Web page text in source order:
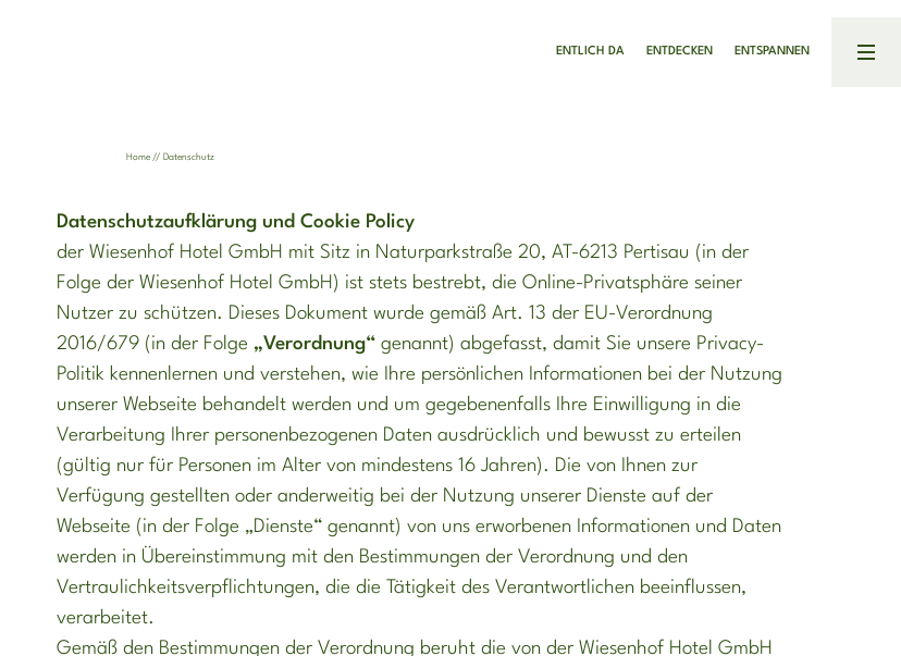
ENTLICH DA ENTDECKEN ENTSPANNEN
für Solo Traveller
für Abenteurer auf 4
für Golfer
für Athleten
für Bergmenschen
für Seeliebhaber
Tagungen und Events
ANFRAGE
Home // Datenschutz
Datenschutzaufklärung und Cookie Policy
der Wiesenhof Hotel GmbH mit Sitz in Naturparkstraße 20, AT-6213 Pertisau (in der
Folge der Wiesenhof Hotel GmbH ) ist stets bestrebt, die Online-Privatsphäre seiner
Nutzer zu schützen. Dieses Dokument wurde gemäß Art. 13 der EU-Verordnung
2016/679 (in der Folge „Verordnung“ genannt) abgefasst, damit Sie unsere Privacy-
Politik kennenlernen und verstehen, wie Ihre persönlichen Informationen bei der Nutzung
unserer Webseite behandelt werden und um gegebenenfalls Ihre Einwilligung in die
Verarbeitung Ihrer personenbezogenen Daten ausdrücklich und bewusst zu erteilen
(gültig nur für Personen im Alter von mindestens 16 Jahren). Die von Ihnen zur
Verfügung gestellten oder anderweitig bei der Nutzung unserer Dienste auf der
Webseite (in der Folge „Dienste“ genannt) von uns erworbenen Informationen und Daten
werden in Übereinstimmung mit den Bestimmungen der Verordnung und den
Vertraulichkeitsverpflichtungen, die die Tätigkeit des Verantwortlichen beeinflussen,
verarbeitet.
Gemäß den Bestimmungen der Verordnung beruht die von der Wiesenhof Hotel GmbH